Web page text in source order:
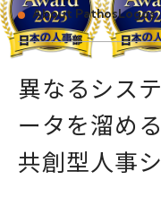
About PathosLogos
異なる システ
ータを溜め る
共創 型 人事シ